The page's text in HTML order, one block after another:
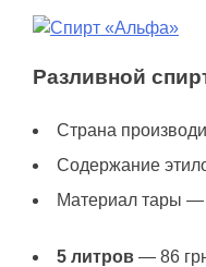
Разливной
Страна
Содержание
Материал тары
5 литров — 86